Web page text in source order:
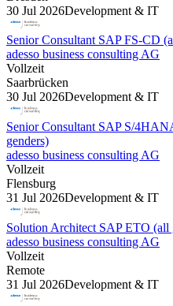
30 Jul 2026Development & IT
Senior Consultant SAP FS-CD
adesso business consulting AG
Vollzeit
Saarbrücken
30 Jul 2026Development & IT
Senior Consultant SAP S/
genders)
adesso business consulting AG
Vollzeit
Flensburg
31 Jul 2026Development & IT
Solution Architect SAP ETO (all
adesso business consulting AG
Vollzeit
Remote
31 Jul 2026Development & IT